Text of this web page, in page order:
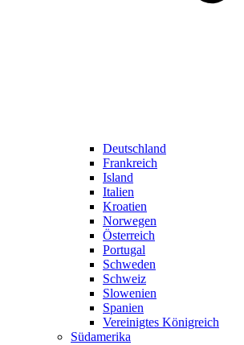
Deutschland
Frankreich
Island
Italien
Kroatien
Norwegen
Österreich
Portugal
Schweden
Schweiz
Slowenien
Spanien
Vereinigtes Königreich
Südamerika